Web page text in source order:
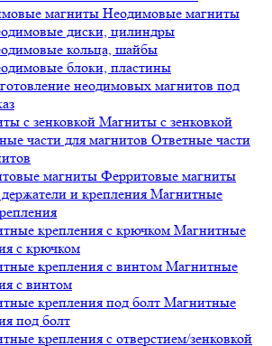
Неодимовые магниты
диски, цилиндры
кольца, шайбы
блоки, пластины
неодимовых магнитов под
Магниты с зенковкой
Ответные части
Ферритовые магниты
Магнитные
Магнитные
с крючком
Магнитные
с винтом
Магнитные
под болт